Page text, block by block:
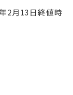
2月13日終値時